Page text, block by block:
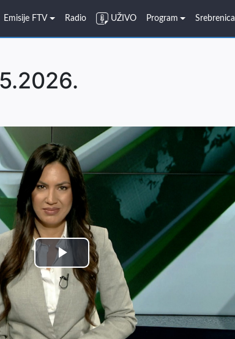
Emisije FTV Radio UŽIVO Program Srebrenica
Play
Video